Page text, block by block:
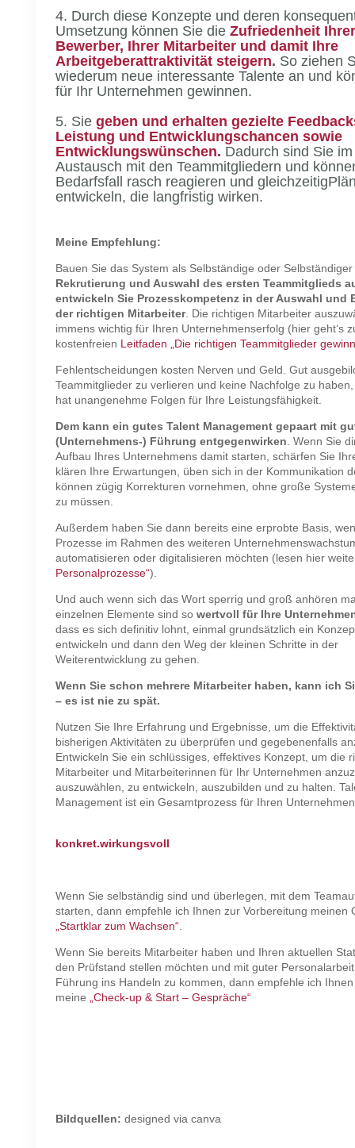
4. Durch diese Konzepte und deren
Umsetzung können Sie die Zufriedenheit Ihrer
Bewerber, Ihrer Mitarbeiter und damit Ihre
Arbeitgeberattraktivität steigern. So ziehen
wiederum neue interessante Talente an und
für Ihr Unternehmen gewinnen.
5. Sie geben und erhalten gezielte
Leistung und Entwicklungschancen sowie
Entwicklungswünschen. Dadurch sind Sie
Austausch mit den Teammitgliedern und
Bedarfsfall rasch reagieren und
entwickeln, die langfristig wirken.
Meine Empfehlung:
Bauen Sie das System als Selbständige oder Selbständiger
Rekrutierung und Auswahl des ersten Teammitglieds
entwickeln Sie Prozesskompetenz in der Auswahl und
der richtigen Mitarbeiter. Die richtigen Mitarbeiter
immens wichtig für Ihren Unternehmenserfolg (hier geht‘s
kostenfreien Leitfaden „Die richtigen Teammitglieder
Fehlentscheidungen kosten Nerven und Geld. Gut
Teammitglieder zu verlieren und keine Nachfolge zu
hat unangenehme Folgen für Ihre Leistungsfähigkeit.
Dem kann ein gutes Talent Management gepaart mit
(Unternehmens-) Führung entgegenwirken . Wenn Sie
Aufbau Ihres Unternehmens damit starten, schärfen Sie
klären Ihre Erwartungen, üben sich in der Kommunikation
können zügig Korrekturen vornehmen, ohne große
zu müssen.
Außerdem haben Sie dann bereits eine erprobte Basis,
Prozesse im Rahmen des weiteren
automatisieren oder digitalisieren möchten (lesen hier
Personalprozesse“).
Und auch wenn sich das Wort sperrig und groß anhören
einzelnen Elemente sind so wertvoll für Ihre
dass es sich definitiv lohnt, einmal grundsätzlich ein
entwickeln und dann den Weg der kleinen Schritte in der
Weiterentwicklung zu gehen.
Wenn Sie schon mehrere Mitarbeiter haben, kann ich
– es ist nie zu spät.
Nutzen Sie Ihre Erfahrung und Ergebnisse, um die
bisherigen Aktivitäten zu überprüfen und gegebenenfalls
Entwickeln Sie ein schlüssiges, effektives Konzept, um die
Mitarbeiter und Mitarbeiterinnen für Ihr Unternehmen
auszuwählen, zu entwickeln, auszubilden und zu halten.
Management ist ein Gesamtprozess für Ihren
konkret.wirkungsvoll
Wenn Sie selbständig sind und überlegen, mit dem
starten, dann empfehle ich Ihnen zur Vorbereitung meinen
„Startklar zum Wachsen“.
Wenn Sie bereits Mitarbeiter haben und Ihren aktuellen
den Prüfstand stellen möchten und mit guter
Führung ins Handeln zu kommen, dann empfehle ich
meine
„Check-up & Start – Gespräche“
Bildquellen: designed via canva